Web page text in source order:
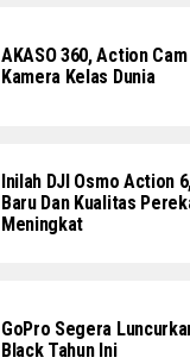
AKASO 360, Action
Kamera Kelas Dunia
Inilah DJI Osmo Action
Baru Dan Kualitas
Meningkat
GoPro Segera
Black Tahun Ini